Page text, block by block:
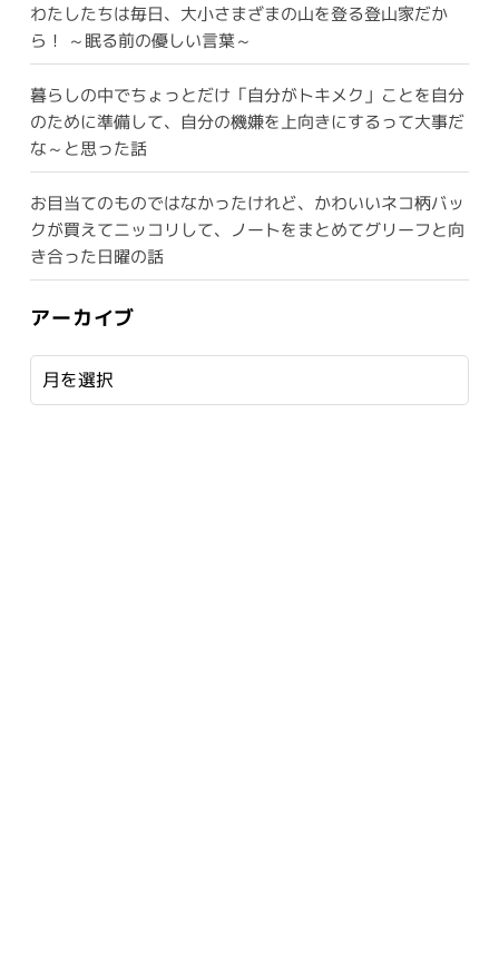
わたしたちは毎日、大小さまざまの山を登る登山家だか
ら！ ～眠る前の優しい言葉～
暮らしの中でちょっとだけ「自分がトキメク」ことを自分
のために準備して、自分の機嫌を上向きにするって大事だ
な～と思った話
お目当てのものではなかったけれど、かわいいネコ柄バッ
クが買えてニッコリして、ノートをまとめてグリーフと向
き合った日曜の話
アーカイブ